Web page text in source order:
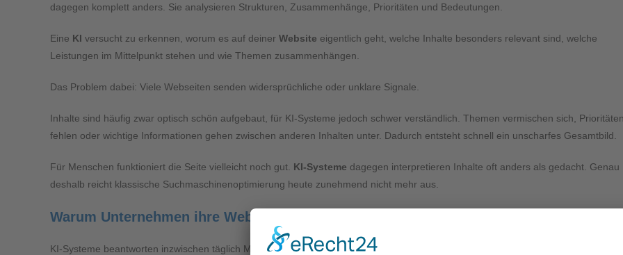
dagegen komplett anders. Sie analysieren Strukturen, Zusammenhänge, Prioritäten und Bedeutungen.
Eine KI versucht zu erkennen, worum es auf deiner Website eigentlich geht, welche Inhalte besonders relevant sind, welche
Leistungen im Mittelpunkt stehen und wie Themen zusammenhängen.
Das Problem dabei: Viele Webseiten senden widersprüchliche oder unklare Signale.
Inhalte sind häufig zwar optisch schön aufgebaut, für KI-Systeme jedoch schwer verständlich. Themen vermischen sich,
fehlen oder wichtige Informationen gehen zwischen anderen Inhalten unter. Dadurch entsteht schnell ein unscharfes Gesamtbild.
Für Menschen funktioniert die Seite vielleicht noch gut. KI-Systeme dagegen interpretieren Inhalte oft anders als gedacht. Genau
deshalb reicht klassische Suchmaschinenoptimierung heute zunehmend nicht mehr aus.
Warum Unternehmen ihre Webseite für KI optimieren sollten
KI-Systeme beantworten inzwischen täglich Millionen von Fragen. Nutzer fragen direkt nach Lösungen, Empfehlungen oder